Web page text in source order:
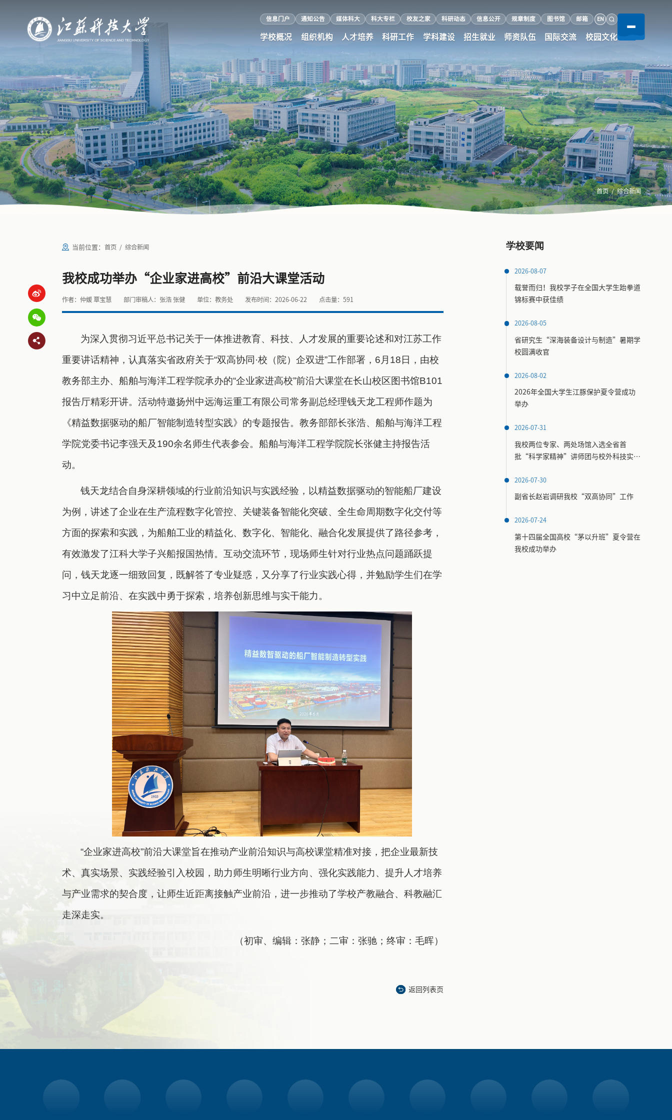
信息门户 通知公告 媒体科大 科大专栏 校友之家 科研动态 信息公开 规章制度 图书馆 邮箱 EN
学校概况 组织机构 人才培养 科研工作 学科建设 招生就业 师资队伍 国际交流 校园文化
首页 综合新闻
当前位置： 首页 综合新闻
我校成功举办“企业家进高校”前沿大课堂活动
作者：仲媛 覃宝慧 部门审稿人：张浩 张健 单位：教务处 发布时间：2026-06-22 点击量： 591
为深入贯彻习近平总书记关于一体推进教育、科技、人才发展的重要论述和对江苏工作
重要讲话精神，认真落实省政府关于“双高协同·校（院）企双进”工作部署，6月18日，由校
教务部主办、船舶与海洋工程学院承办的“企业家进高校”前沿大课堂在长山校区图书馆B101
报告厅精彩开讲。活动特邀扬州中远海运重工有限公司常务副总经理钱天龙工程师作题为
《精益数据驱动的船厂智能制造转型实践》的专题报告。教务部部长张浩、船舶与海洋工程
学院党委书记李强天及190余名师生代表参会。船舶与海洋工程学院院长张健主持报告活
动。
钱天龙结合自身深耕领域的行业前沿知识与实践经验，以精益数据驱动的智能船厂建设
为例，讲述了企业在生产流程数字化管控、关键装备智能化突破、全生命周期数字化交付等
方面的探索和实践，为船舶工业的精益化、数字化、智能化、融合化发展提供了路径参考，
有效激发了江科大学子兴船报国热情。互动交流环节，现场师生针对行业热点问题踊跃提
问，钱天龙逐一细致回复，既解答了专业疑惑，又分享了行业实践心得，并勉励学生们在学
习中立足前沿、在实践中勇于探索，培养创新思维与实干能力。
“企业家进高校”前沿大课堂旨在推动产业前沿知识与高校课堂精准对接，把企业最新技
术、真实场景、实践经验引入校园，助力师生明晰行业方向、强化实践能力、提升人才培养
与产业需求的契合度，让师生近距离接触产业前沿，进一步推动了学校产教融合、科教融汇
走深走实。
（初审、编辑：张静；二审：张驰；终审：毛晖）
返回列表页
学校要闻
2026-08-07
载誉而归！我校学子在全国大学生跆拳道
锦标赛中获佳绩
2026-08-05
省研究生“深海装备设计与制造”暑期学
校圆满收官
2026-08-02
2026年全国大学生江豚保护夏令营成功
举办
2026-07-31
我校两位专家、两处场馆入选全省首
批“科学家精神”讲师团与校外科技实践
2026-07-30
副省长赵岩调研我校“双高协同”工作
2026-07-24
第十四届全国高校“茅以升班”夏令营在
我校成功举办